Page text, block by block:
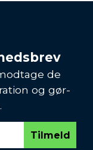
de
og gør-
Tilmeld